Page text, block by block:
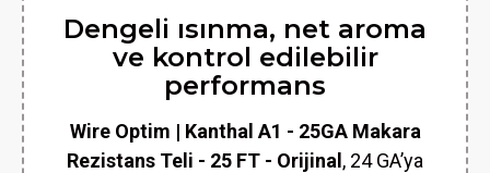
Dengeli ısınma, net aroma
ve kontrol edilebilir
performans
Wire Optim | Kanthal A1 - 25GA Makara
Rezistans Teli - 25 FT - Orijinal , 24 GA’ya